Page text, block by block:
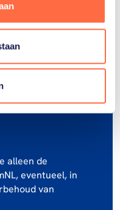
alleen de
eventueel, in
van